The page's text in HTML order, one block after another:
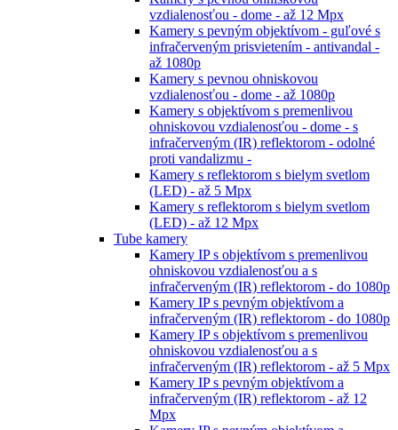
vzdialenosťou - dome - až 12 Mpx
Kamery s pevným objektívom - guľové s
infračerveným prisvietením - antivandal -
až 1080p
Kamery s pevnou ohniskovou
vzdialenosťou - dome - až 1080p
Kamery s objektívom s premenlivou
ohniskovou vzdialenosťou - dome - s
infračerveným (IR) reflektorom - odolné
proti vandalizmu -
Kamery s reflektorom s bielym svetlom
(LED) - až 5 Mpx
Kamery s reflektorom s bielym svetlom
(LED) - až 12 Mpx
Tube kamery
Kamery IP s objektívom s premenlivou
ohniskovou vzdialenosťou a s
infračerveným (IR) reflektorom - do 1080p
Kamery IP s pevným objektívom a
infračerveným (IR) reflektorom - do 1080p
Kamery IP s objektívom s premenlivou
ohniskovou vzdialenosťou a s
infračerveným (IR) reflektorom - až 5 Mpx
Kamery IP s pevným objektívom a
infračerveným (IR) reflektorom - až 12
Mpx